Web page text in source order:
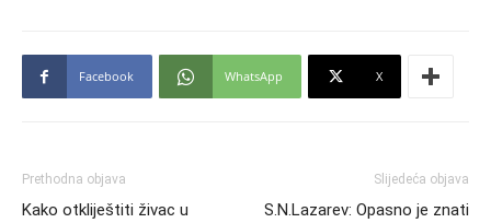
Facebook WhatsApp X
Prethodna objava
Kako otkliještiti živac u
Slijedeća objava
S.N.Lazarev: Opasno je znati